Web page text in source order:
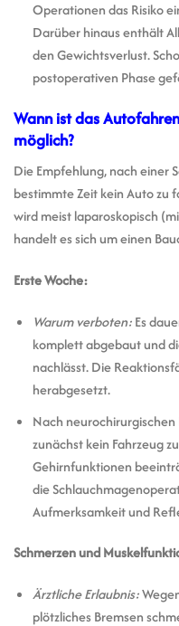
Operationen das Risiko
Darüber hinaus enthält
den Gewichtsverlust.
postoperativen Phase
Wann ist das
möglich?
Die Empfehlung, nach einer
bestimmte Zeit kein Auto zu
wird meist laparoskopisch
handelt es sich um einen
Erste Woche:
Warum verboten:Es
komplett abgebaut und
nachlässt. Die
herabgesetzt.
Nach
zunächst kein Fahrzeug
Gehirnfunktionen
die
Aufmerksamkeit und
Schmerzen und
Ärztliche Erlaubnis:
plötzliches Bremsen